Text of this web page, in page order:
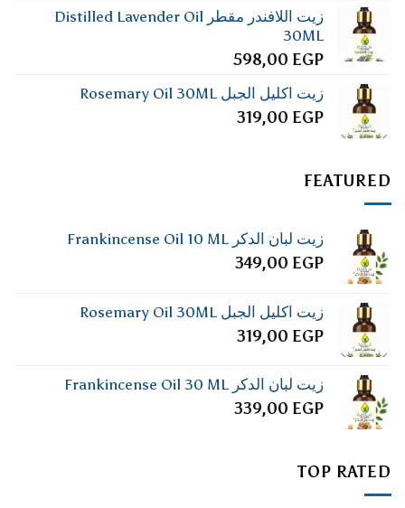
من
5
زيت اللافندر مقطر Distilled Lavender Oil
30ML
598,00 EGP
زيت اكليل الجبل Rosemary Oil 30ML
319,00 EGP
FEATURED
زيت لبان الدكر Frankincense Oil 10 ML
349,00 EGP
زيت اكليل الجبل Rosemary Oil 30ML
319,00 EGP
زيت لبان الدكر Frankincense Oil 30 ML
339,00 EGP
TOP RATED